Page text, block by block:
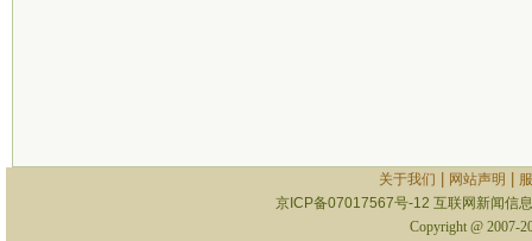
关于我们 网站声明
京ICP备07017567号-12 互联网新闻信
Copyright @ 2007-